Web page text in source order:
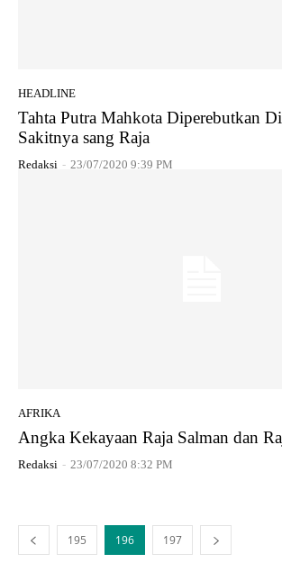
HEADLINE
Tahta Putra Mahkota Diperebutkan
Sakitnya sang Raja
Redaksi - 23/07/2020 9:39 PM
AFRIKA
Angka Kekayaan Raja Salman dan
Redaksi - 23/07/2020 8:32 PM
195 196 197